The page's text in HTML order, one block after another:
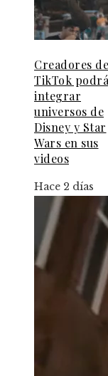
Creadores de
TikTok
integrar
universos de
Disney y Star
Wars en sus
videos
Hace 2 días